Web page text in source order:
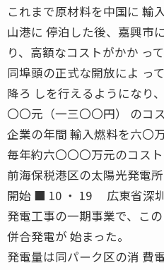
これまで原材料を中国に 輸
山港に 停泊した後、嘉興市
り、高額なコストがかか って
同埠頭の正式な開放によ っ
降ろ しを行えるようになり
〇〇元（一三〇〇円） のコ
企業の年間 輸入燃料を六〇
毎年約六〇〇〇万元のコスト
前海保税港区の太陽光発電
開始 ■ 10 ・ 19 広東省深
発電工事の一期事業で、こ
併合発電が 始まった。
発電量は同パーク区の消 費